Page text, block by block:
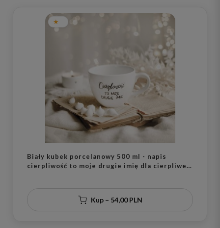
Biały kubek porcelanowy 500 ml - napis
cierpliwość to moje drugie imię dla cierpliwej
Kup – 54,00 PLN